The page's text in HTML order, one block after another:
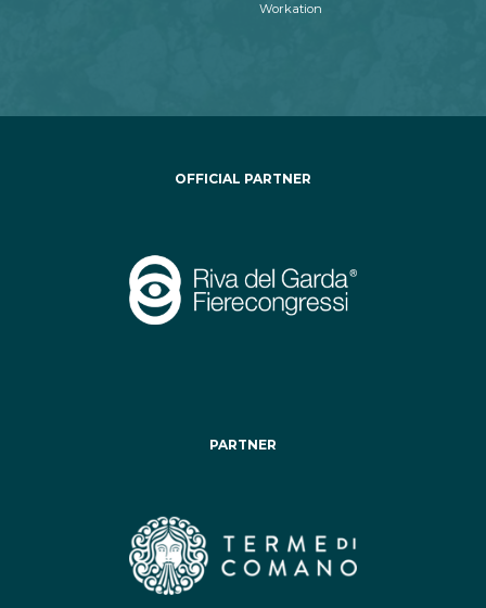
Workation
OFFICIAL PARTNER
PARTNER